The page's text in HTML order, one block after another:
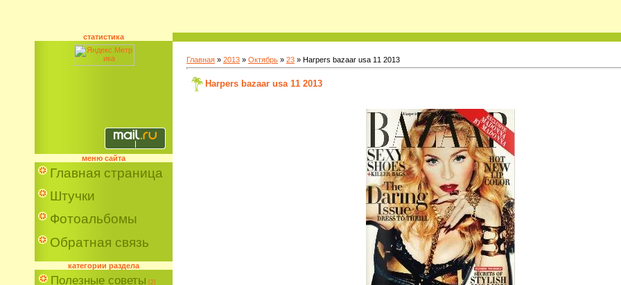
статистика
меню сайта
Главная страница
Штучки
Фотоальбомы
Обратная связь
категории раздела
Полезные советы [2]
Главная » 2013 » Октябрь » 23 » Harpers bazaar usa 11 2013
Harpers bazaar usa 11 2013